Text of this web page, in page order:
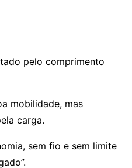
pelo comprimento
mobilidade, mas
carga.
sem fio e sem limite